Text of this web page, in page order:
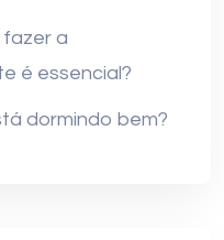
fazer a
é essencial?
dormindo bem?